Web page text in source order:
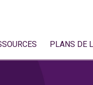
PLANS DE